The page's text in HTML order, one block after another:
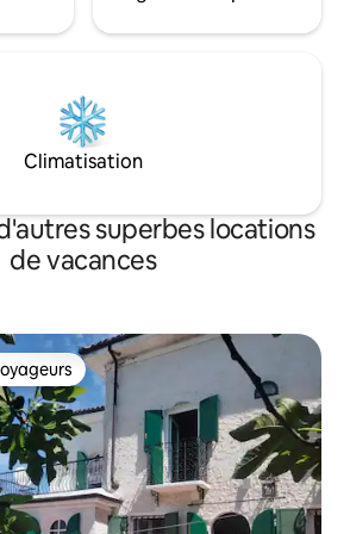
Climatisation
superbes locations
de vacances
les plus appréciés